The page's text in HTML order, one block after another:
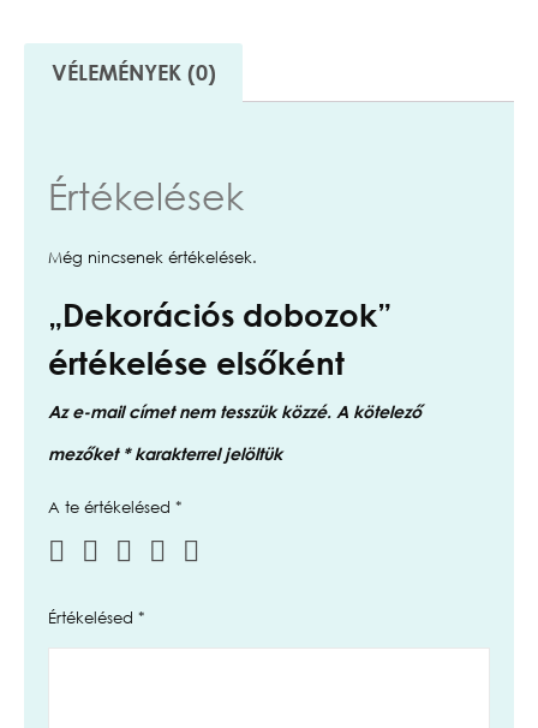
VÉLEMÉNYEK (0)
Értékelések
Még nincsenek értékelések.
„Dekorációs dobozok”
értékelése elsőként
Az e-mail címet nem tesszük közzé. A kötelező
mezőket *karakterrel jelöltük
A te értékelésed *
Értékelésed *